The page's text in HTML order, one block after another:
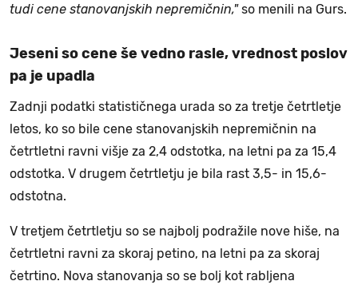
tudi cene stanovanjskih nepremičnin,"so menili na Gurs.
Jeseni so cene še vedno rasle, vrednost poslov
pa je upadla
Zadnji podatki statističnega urada so za tretje četrtletje
letos, ko so bile cene stanovanjskih nepremičnin na
četrtletni ravni višje za 2,4 odstotka, na letni pa za 15,4
odstotka. V drugem četrtletju je bila rast 3,5- in 15,6-
odstotna.
V tretjem četrtletju so se najbolj podražile nove hiše, na
četrtletni ravni za skoraj petino, na letni pa za skoraj
četrtino. Nova stanovanja so se bolj kot rabljena